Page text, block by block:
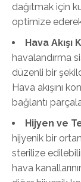
dağıtmak için
optimize ederek
Hava Akışı
havalandırma
düzenli bir
Hava akışını
bağlantı
Hijyen ve
hijyenik bir
sterilize
hava